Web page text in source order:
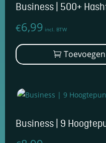
Business | 500+
€6,99 incl. BTW
Business | 9